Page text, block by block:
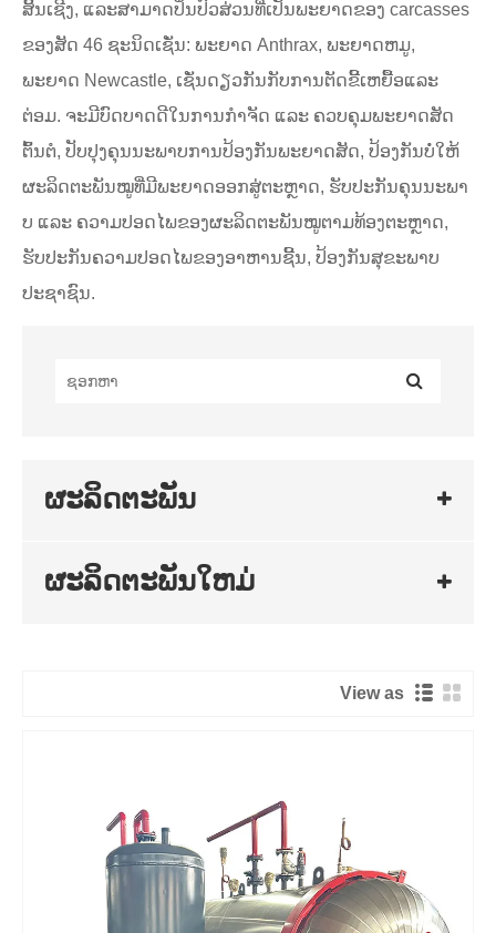
ສິ້ນເຊີງ, ແລະສາມາດປິ່ນປົວສ່ວນທີ່ເປັນພະຍາດຂອງ carcasses
ຂອງສັດ 46 ຊະນິດເຊັ່ນ: ພະຍາດ Anthrax, ພະຍາດຫມູ,
ພະຍາດ Newcastle, ເຊັ່ນດຽວກັນກັບການຕັດຂີ້ເຫຍື້ອແລະ
ຕ່ອມ. ຈະ​ມີ​ບົດບາດ​ດີ​ໃນ​ການ​ກຳຈັດ ​ແລະ ຄວບ​ຄຸມ​ພະຍາດ​ສັດ​
ຕົ້ນຕໍ, ປັບປຸງ​ຄຸນ​ນະພາ​ບການ​ປ້ອງ​ກັນ​ພະຍາດ​ສັດ, ປ້ອງ​ກັນ​ບໍ່​ໃຫ້​
ຜະລິດ​ຕະ​ພັນ​ໝູ​ທີ່​ມີ​ພະຍາດ​ອອກ​ສູ່​ຕະຫຼາດ, ຮັບປະກັນ​ຄຸນ​ນະພາ​
ບ ​ແລະ ຄວາມ​ປອດ​ໄພ​ຂອງ​ຜະລິດ​ຕະ​ພັນ​ໝູ​ຕາມ​ທ້ອງ​ຕະຫຼາດ,
ຮັບປະກັນ​ຄວາມ​ປອດ​ໄພ​ຂອງ​ອາຫານ​ຊີ້ນ, ປ້ອງ​ກັນ​ສຸຂະພາບ​
ປະຊາຊົນ.
ຜະລິດຕະພັນ
ຜະລິດຕະພັນໃຫມ່
View as